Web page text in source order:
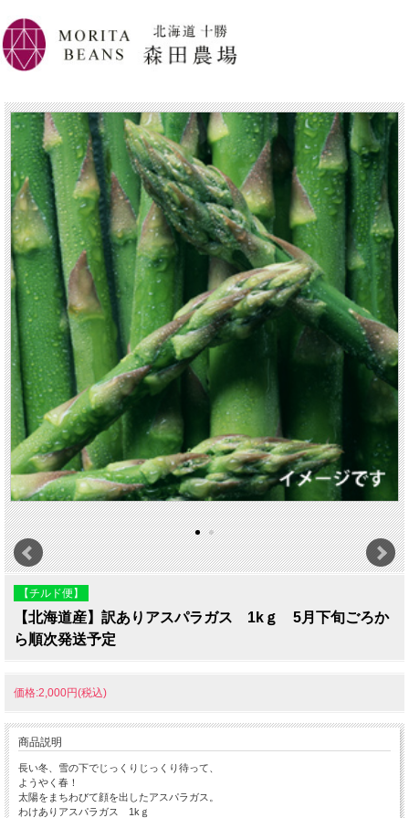
【チルド便】
【北海道産】訳ありアスパラガス 1kｇ 5月下旬ごろか
ら順次発送予定
価格:2,000円(税込)
商品説明
長い冬、雪の下でじっくりじっくり待って、
ようやく春！
太陽をまちわびて顔を出したアスパラガス。
わけありアスパラガス 1kｇ